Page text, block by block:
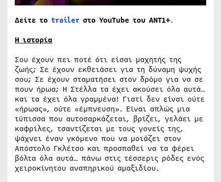
Δείτε το trailer στο YouTube του ΑΝΤ1+.
Η ιστορία
Σου έχουν πει ποτέ ότι είσαι μαχητής της
ζωής; Σε έχουν εκθειάσει για τη δύναμη ψυχής
σου; Σε έχουν σταματήσει στον δρόμο για να σε
πουν ήρωα; Η Στέλλα τα έχει ακούσει όλα αυτά…
και τα έχει όλα γραμμένα! Γιατί δεν είναι ούτε
«ήρωας», ούτε «έμπνευση». Είναι απλώς μια
τύπισσα που αυτοσαρκάζεται, βρίζει, γελάει με
καφρίλες, τσαντίζεται με τους γονείς της,
ψάχνει έναν γκόμενο που να μοιάζει στον
Απόστολο Γκλέτσο και προσπαθεί να τα φέρει
βόλτα όλα αυτά… πάνω στις τέσσερις ρόδες ενός
χειροκίνητου αναπηρικού αμαξιδίου.